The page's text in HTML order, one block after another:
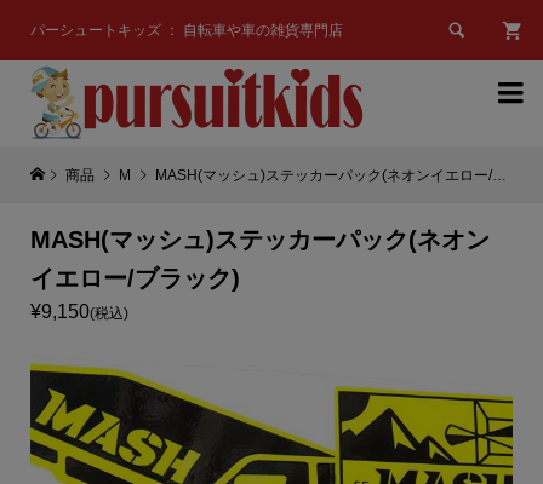
パーシュートキッズ ： 自転車や車の雑貨専門店 

商品 M MASH(マッシュ)ステッカーパック(ネオンイエロー/ブラック)
MASH(マッシュ)ステッカーパック(ネオン
イエロー/ブラック)
¥9,150(税込)